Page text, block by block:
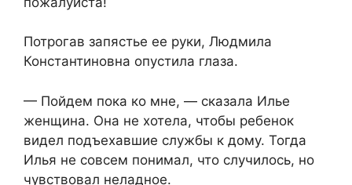
Потрогав запястье ее руки, Людмила
Константиновна опустила глаза.
— Пойдем пока ко мне, — сказала Илье
женщина. Она не хотела, чтобы ребенок
видел подъехавшие службы к дому. Тогда
Илья не совсем понимал, что случилось, но
чувствовал неладное.